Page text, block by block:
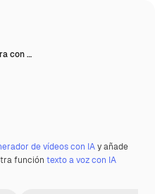
con …
de vídeos con IAy añade
función texto a voz con IA